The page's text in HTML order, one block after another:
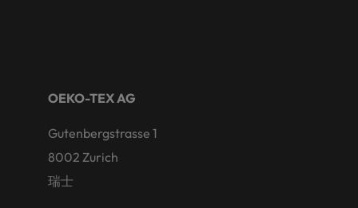
OEKO-TEX AG
Gutenbergstrasse 1
8002 Zurich
瑞士